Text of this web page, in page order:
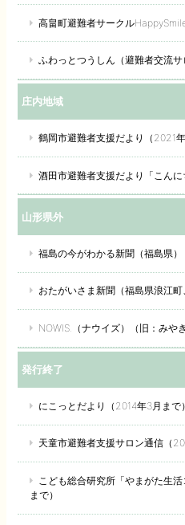
高畠町避難者サークル
ふわっとつうしん（避難者交流サ
庄内地域
鶴岡市避難者支援だより（2021年
酒田市避難者支援だより「こん
山形県外
福島の今がわかる新聞（福島県）
おたがいさま新聞（福島県浪江
NOWIS.（ナウイズ）（旧：みや
発行終了
にこっとだより（2014年3月まで）
天童市避難者支援サロン通信（
こども総合研究所「やまがた生
まで）